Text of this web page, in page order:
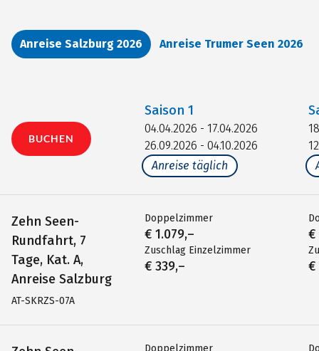
Anreise Salzburg 2026 Anreise Trumer Seen 2026
BUCHEN
Zehn Seen-
Rundfahrt, 7
Tage, Kat. A,
Anreise Salzburg
AT-SKRZS-07A
Saison 1
04.04.2026 - 17.04.2026
26.09.2026 - 04.10.2026
Anreise täglich
Doppelzimmer
€ 1.079,–
Zuschlag Einzelzimmer
€ 339,–
Doppelzimmer
€
€